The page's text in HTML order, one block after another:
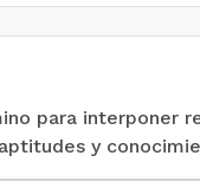
para interponer
y